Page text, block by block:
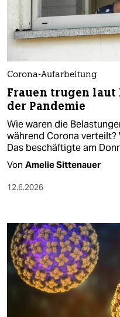
Corona-Aufarbeitung
Frauen trugen laut
der Pandemie
Wie waren die
während Corona verteilt?
Das beschäftigte am
Von Amelie Sittenauer
12.6.2026